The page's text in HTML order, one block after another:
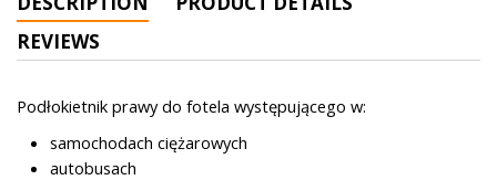
REVIEWS
Podłokietnik prawy do fotela występującego w:
samochodach ciężarowych
autobusach